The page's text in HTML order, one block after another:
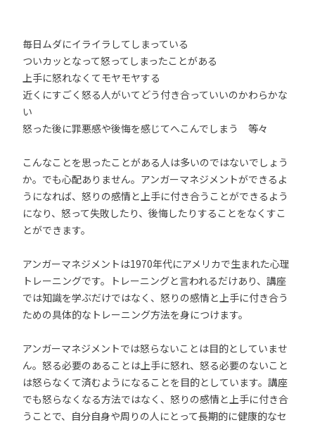
毎日ムダにイライラしてしまっている
ついカッとなって怒ってしまったことがある
上手に怒れなくてモヤモヤする
近くにすごく怒る人がいてどう付き合っていいのかわらかな
い
怒った後に罪悪感や後悔を感じてへこんでしまう 等々
こんなことを思ったことがある人は多いのではないでしょう
か。でも心配ありません。アンガーマネジメントができるよ
うになれば、怒りの感情と上手に付き合うことができるよう
になり、怒って失敗したり、後悔したりすることをなくすこ
とができます。
アンガーマネジメントは1970年代にアメリカで生まれた心理
トレーニングです。トレーニングと言われるだけあり、講座
では知識を学ぶだけではなく、怒りの感情と上手に付き合う
ための具体的なトレーニング方法を身につけます。
アンガーマネジメントでは怒らないことは目的としていませ
ん。怒る必要のあることは上手に怒れ、怒る必要のないこと
は怒らなくて済むようになることを目的としています。講座
でも怒らなくなる方法ではなく、怒りの感情と上手に付き合
うことで、自分自身や周りの人にとって長期的に健康的なセ